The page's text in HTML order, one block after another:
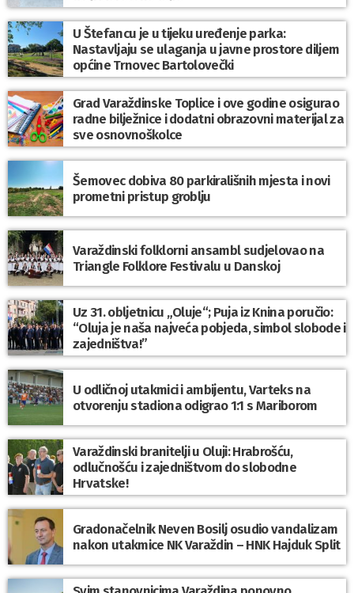
U Štefancu je u tijeku uređenje parka:
Nastavljaju se ulaganja u javne prostore diljem
općine Trnovec Bartolovečki
Grad Varaždinske Toplice i ove godine osigurao
radne bilježnice i dodatni obrazovni materijal za
sve osnovnoškolce
Šemovec dobiva 80 parkirališnih mjesta i novi
prometni pristup groblju
Varaždinski folklorni ansambl sudjelovao na
Triangle Folklore Festivalu u Danskoj
Uz 31. obljetnicu „Oluje“; Puja iz Knina poručio:
“Oluja je naša najveća pobjeda, simbol slobode i
zajedništva!”
U odličnoj utakmici i ambijentu, Varteks na
otvorenju stadiona odigrao 1:1 s Mariborom
Varaždinski branitelji u Oluji: Hrabrošću,
odlučnošću i zajedništvom do slobodne
Hrvatske!
Gradonačelnik Neven Bosilj osudio vandalizam
nakon utakmice NK Varaždin – HNK Hajduk Split